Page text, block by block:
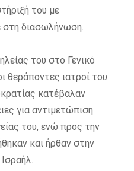
του με
στη διασωλήνωση.
του στο Γενικό
θεράποντες ιατροί του
κατέβαλαν
για αντιμετώπιση
του, ενώ προς την
και ήρθαν στην